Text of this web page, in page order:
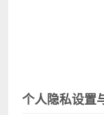
个人隐私设置